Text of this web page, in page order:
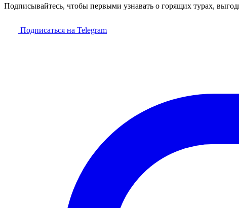
Подписывайтесь, чтобы первыми узнавать о горящих турах,
Подписаться на Telegram